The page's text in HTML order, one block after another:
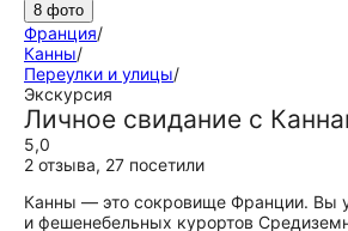
8 фото
Франция/
Канны/
Переулки и улицы/
Экскурсия
Личное свидание с
5,0
2 отзыва, 27 посетили
Канны — это сокровище Франции. Вы
и фешенебельных курортов